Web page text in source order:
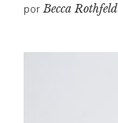
porBecca Rothfeld